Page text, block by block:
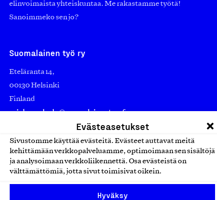
Evästeasetukset
Sivustomme käyttää evästeitä. Evästeet auttavat meitä
kehittämään verkkopalveluamme, optimoimaan sen sisältöjä
ja analysoimaan verkkoliikennettä. Osa evästeistä on
välttämättömiä, jotta sivut toimisivat oikein.
Hyväksy
elinvoimaista yhteiskuntaa. Me rakastamme työtä!
Sanoimmeko sen jo?
Suomalainen työ ry
Eteläranta 14,
00130 Helsinki
Finland
asiakaspalvelu@suomalainentyo.fi
laskutus@suomalainentyo.fi